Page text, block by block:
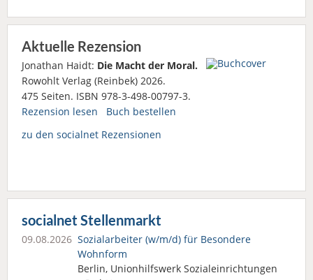
Aktuelle Rezension
Jonathan Haidt: Die Macht der Moral.
Rowohlt Verlag (Reinbek) 2026.
475 Seiten. ISBN 978-3-498-00797-3.
Rezension lesen
Buch bestellen
zu den socialnet Rezensionen
socialnet Stellenmarkt
09.08.2026 Sozialarbeiter (w/m/d) für Besondere
Wohnform
Berlin, Unionhilfswerk Sozialeinrichtungen